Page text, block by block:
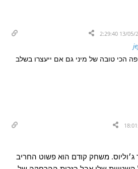
הכי טובה של מיני גם אם ייעצרו בשלב
משחק קודם הוא פשוט החריב